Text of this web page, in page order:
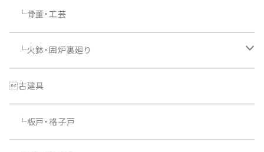
└骨董・工芸
└火鉢・囲炉裏廻り
└照明器具
古建具
└板戸・格子戸